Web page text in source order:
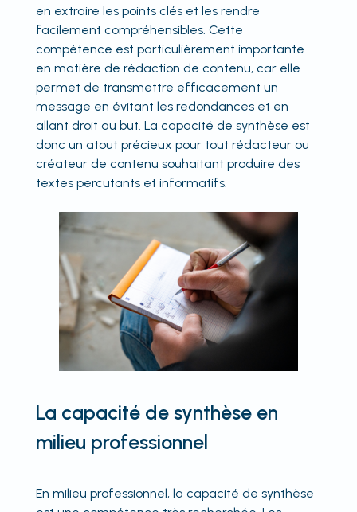
en extraire les points clés et les rendre
facilement compréhensibles. Cette
compétence est particulièrement importante
en matière de rédaction de contenu, car elle
permet de transmettre efficacement un
message en évitant les redondances et en
allant droit au but. La capacité de synthèse est
donc un atout précieux pour tout rédacteur ou
créateur de contenu souhaitant produire des
textes percutants et informatifs.
La capacité de synthèse en
milieu professionnel
En milieu professionnel, la capacité de synthèse